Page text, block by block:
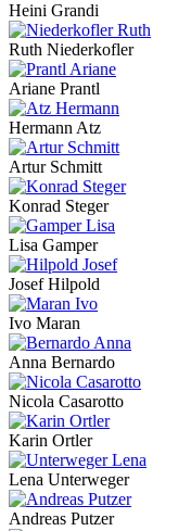
Heini Grandi
Ruth Niederkofler
Ariane Prantl
Hermann Atz
Artur Schmitt
Konrad Steger
Lisa Gamper
Josef Hilpold
Ivo Maran
Anna Bernardo
Nicola Casarotto
Karin Ortler
Lena Unterweger
Andreas Putzer